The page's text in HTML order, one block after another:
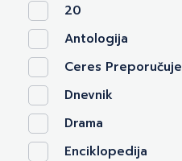
20
Antologija
Ceres Preporučuje
Dnevnik
Drama
Enciklopedija